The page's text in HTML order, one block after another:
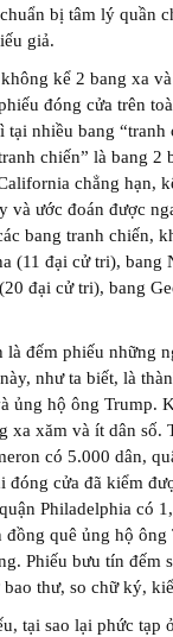
bị tâm lý quần
giả.
kể 2 bang xa
đóng cửa trên
tại nhiều bang “tranh
chiến” là bang 2
chẳng hạn,
và ước đoán được
bang tranh chiến,
(11 đại cử tri), bang
đại cử tri), bang
là đếm phiếu những
như ta biết, là
ủng hộ ông Trump.
xa xăm và ít dân số.
có 5.000 dân,
đóng cửa đã kiểm
Philadelphia có
đồng quê ủng hộ ông
Phiếu bưu tín đếm
thư, so chữ k‎ý,
tại sao lại phức tạp